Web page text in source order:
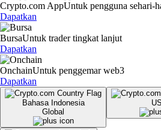
Crypto.com AppUntuk pengguna sehari-
Dapatkan
BursaUntuk trader tingkat lanjut
Dapatkan
OnchainUntuk penggemar web3
Dapatkan
Bahasa Indonesia
Global